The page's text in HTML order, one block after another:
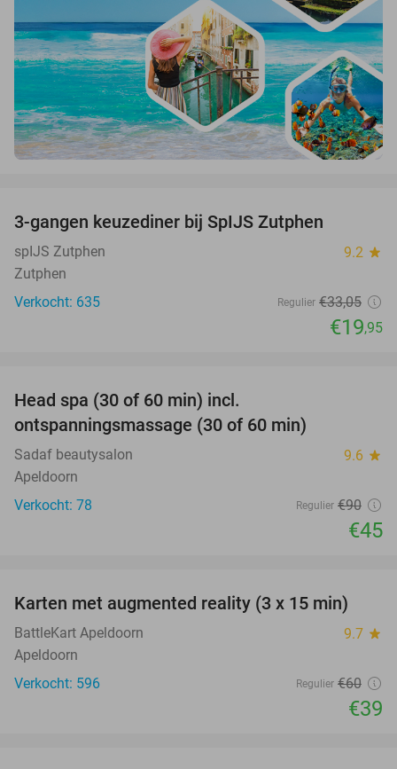
3-gangen keuzediner bij SpIJS Zutphen
spIJS Zutphen 9.2 star
Zutphen
Verkocht: 635
Regulier €33,05
€19,95
Head spa (30 of 60 min) incl.
ontspanningsmassage (30 of 60 min)
Sadaf beautysalon 9.6 star
Apeldoorn
Verkocht: 78
Regulier €90
€45
35%
Karten met augmented reality (3 x 15 min)
BattleKart Apeldoorn 9.7 star
Apeldoorn
Verkocht: 596
Regulier €60
€39